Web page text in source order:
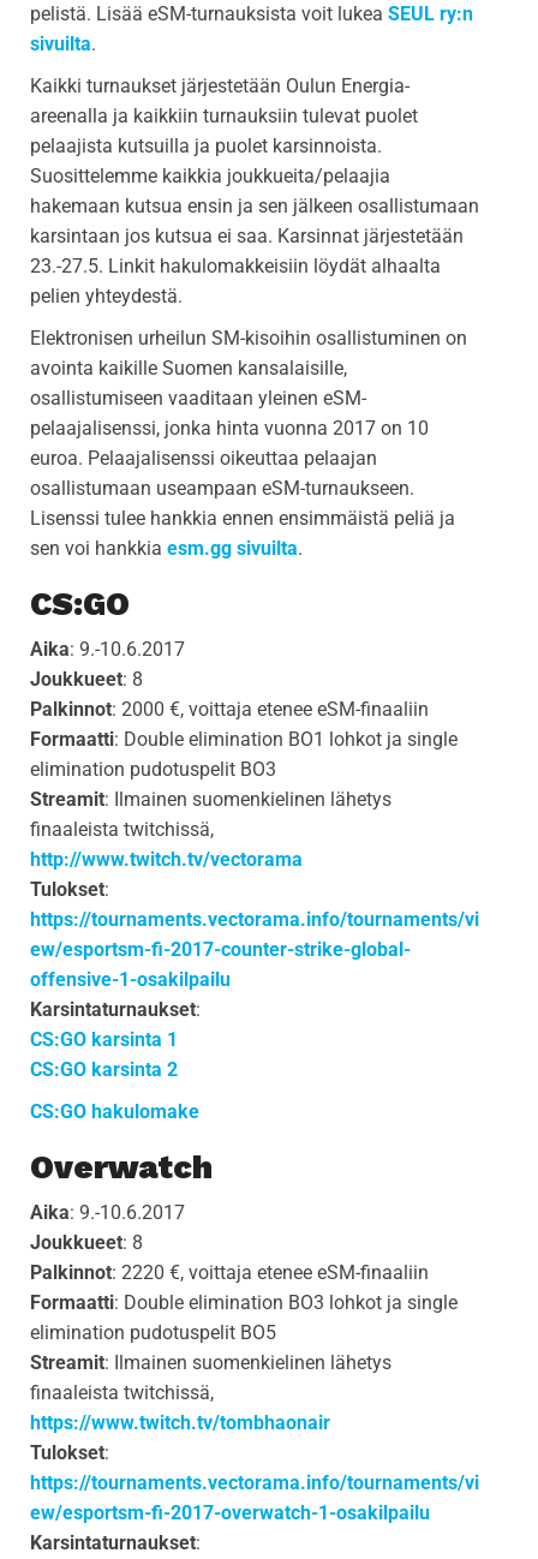
pelistä. Lisää eSM-turnauksista voit lukeaSEUL ry:n
sivuilta.
Kaikki turnaukset järjestetään Oulun Energia-
areenalla ja kaikkiin turnauksiin tulevat puolet
pelaajista kutsuilla ja puolet karsinnoista.
Suosittelemme kaikkia joukkueita/pelaajia
hakemaan kutsua ensin ja sen jälkeen osallistumaan
karsintaan jos kutsua ei saa. Karsinnat järjestetään
23.-27.5. Linkit hakulomakkeisiin löydät alhaalta
pelien yhteydestä.
Elektronisen urheilun SM-kisoihin osallistuminen on
avointa kaikille Suomen kansalaisille,
osallistumiseen vaaditaan yleinen eSM-
pelaajalisenssi, jonka hinta vuonna 2017 on 10
euroa. Pelaajalisenssi oikeuttaa pelaajan
osallistumaan useampaan eSM-turnaukseen.
Lisenssi tulee hankkia ennen ensimmäistä peliä ja
sen voi hankkiaesm.gg sivuilta.
CS:GO
Aika: 9.-10.6.2017
Joukkueet: 8
Palkinnot: 2000 €, voittaja etenee eSM-finaaliin
Formaatti: Double elimination BO1 lohkot ja single
elimination pudotuspelit BO3
Streamit: Ilmainen suomenkielinen lähetys
finaaleista twitchissä,
http://www.twitch.tv/vectorama
Tulokset:
https://tournaments.vectorama.info/tournaments/vi
ew/esportsm-fi-2017-counter-strike-global-
offensive-1-osakilpailu
Karsintaturnaukset:
CS:GO karsinta 1
CS:GO karsinta 2
CS:GO hakulomake
Overwatch
Aika: 9.-10.6.2017
Joukkueet: 8
Palkinnot: 2220 €, voittaja etenee eSM-finaaliin
Formaatti: Double elimination BO3 lohkot ja single
elimination pudotuspelit BO5
Streamit: Ilmainen suomenkielinen lähetys
finaaleista twitchissä,
https://www.twitch.tv/tombhaonair
Tulokset:
https://tournaments.vectorama.info/tournaments/vi
ew/esportsm-fi-2017-overwatch-1-osakilpailu
Karsintaturnaukset: